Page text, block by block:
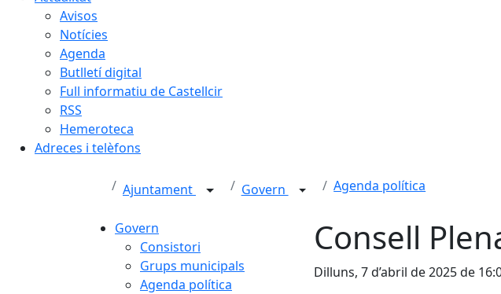
Avisos
Notícies
Agenda
Butlletí digital
Full informatiu de Castellcir
RSS
Hemeroteca
Adreces i telèfons
Ajuntament Govern Agenda política
Govern
Consistori
Grups municipals
Agenda política
Consell
Dilluns, 7 d’abril de 2025 de